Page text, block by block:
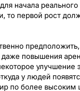
начала
то первой рост
повышения
улучшение
у людей
по более высоким